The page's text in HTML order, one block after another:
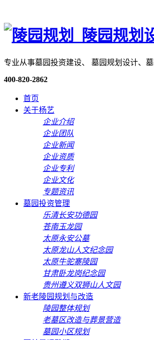
专业从事墓园投资建设、 墓园规划设计、
400-820-2862
首页
关于杨艺
企业介绍
企业团队
企业新闻
企业资质
企业专利
企业文化
专题资讯
墓园投资管理
乐清长安功德园
苍南玉龙园
太原永安公墓
太原龙山人文纪念园
太原牛驼寨陵园
甘肃卧龙岗纪念园
贵州遵义双狮山人文园
新老陵园规划与改造
陵园整体规划
老墓区改造与葬景营造
墓园小区规划